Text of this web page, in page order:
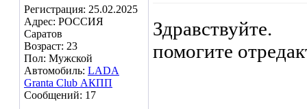
Регистрация: 25.02.2025
Адрес: РОССИЯ
Саратов
Возраст: 23
Пол: Мужской
Автомобиль: LADA
Granta Club АКПП
Сообщений: 17
Здравствуйте.
помогите